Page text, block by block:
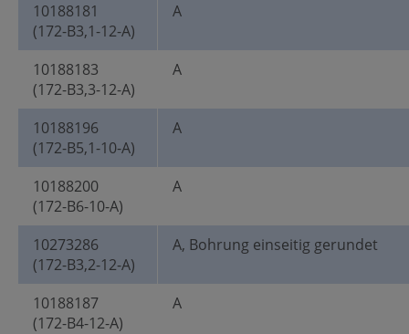
10188181
(172-B3,1-12-A)
A
10188183
(172-B3,3-12-A)
A
10188196
(172-B5,1-10-A)
A
10188200
(172-B6-10-A)
A
10273286
(172-B3,2-12-A)
A, Bohrung einseitig gerundet
10188187
(172-B4-12-A)
A